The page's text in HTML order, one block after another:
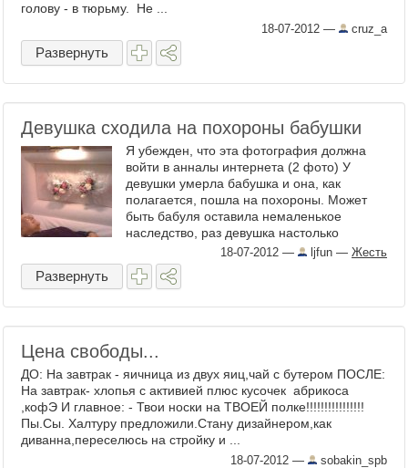
голову - в тюрьму. Не ...
18-07-2012 — cruz_a
Развернуть
Девушка сходила на похороны бабушки
Я убежден, что эта фотография должна
войти в анналы интернета (2 фото) У
девушки умерла бабушка и она, как
полагается, пошла на похороны. Может
быть бабуля оставила немаленькое
наследство, раз девушка настолько
радуется кончине родственницы. Как ...
18-07-2012 — ljfun — Жесть
Развернуть
Цена свободы...
ДО: На завтрак - яичница из двух яиц,чай с бутером ПОСЛЕ:
На завтрак- хлопья с активией плюс кусочек абрикоса
,кофЭ И главное: - Твои носки на ТВОЕЙ полке!!!!!!!!!!!!!!!!
Пы.Сы. Халтуру предложили.Стану дизайнером,как
диванна,переселюсь на стройку и ...
18-07-2012 — sobakin_spb